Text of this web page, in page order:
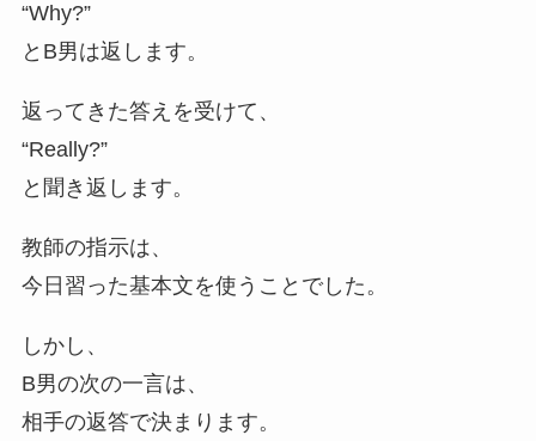
“Why?”
とB男は返します。
返ってきた答えを受けて、
“Really?”
と聞き返します。
教師の指示は、
今日習った基本文を使うことでした。
しかし、
B男の次の一言は、
相手の返答で決まります。